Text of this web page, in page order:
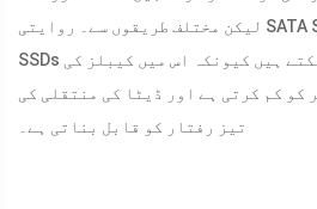
لیکن مختلف طریقوں سے۔ روایتی SATA SSDs کے مقابلے میں، M.2
SSDs کارکردگی کو بہتر بنا سکتے ہیں کیونکہ اس میں کیبلز کی
کو کم کرتی ہے اور ڈیٹا کی منتقلی کی
تیز رفتار کو قابل بناتی ہے۔